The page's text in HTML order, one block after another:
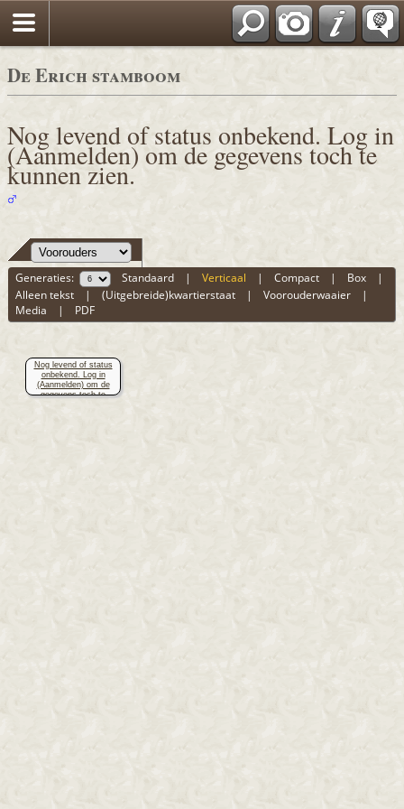
De Erich stamboom
Nog levend of status onbekend. Log in
(Aanmelden) om de gegevens toch te
kunnen zien.
Generaties: Standaard |Verticaal |Compact | Box |
Alleen tekst |(Uitgebreide)kwartierstaat |Voorouderwaaier |
Media | PDF
Nog levend of status
onbekend. Log in
(Aanmelden) om de
gegevens toch te